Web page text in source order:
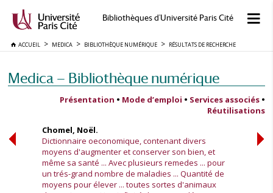
Bibliothèques d'Université Paris Cité
ACCUEIL MEDICA BIBLIOTHÈQUE NUMÉRIQUE RÉSULTATS DE RECHERCHE
Medica — Bibliothèque numérique
Présentation • Mode d’emploi • Services associés •
Réutilisations
Chomel, Noël.
Dictionnaire oeconomique, contenant divers
moyens d'augmenter et conserver son bien, et
même sa santé ... Avec plusieurs remedes ... pour
un trés-grand nombre de maladies ... Quantité de
moyens pour élever ... toutes sortes d'animaux